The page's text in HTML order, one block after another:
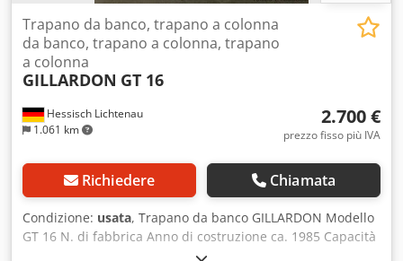
Hessisch Lichtenau
1.061 km
Trapano da banco, trapano a colonna
da banco, trapano a colonna, trapano
a colonna
GILLARDON GT 16
2.700 €
prezzo fisso più IVA
Richiedere Chiamata
Condizione: usata, Trapano da banco GILLARDON Modello
GT 16 N. di fabbrica Anno di costruzione ca. 1985 Capacità
di foratura 16 mm Attacco mandrino MK 2 Velocità